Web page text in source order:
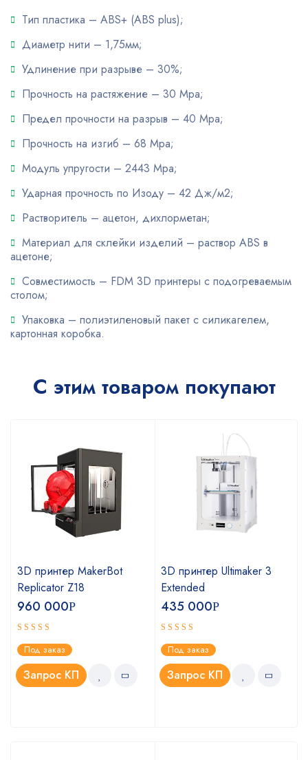
Тип пластика – ABS+ (ABS plus);
Диаметр нити – 1,75мм;
Удлинение при разрыве – 30%;
Прочность на растяжение – 30 Mpa;
Предел прочности на разрыв – 40 Mpa;
Прочность на изгиб – 68 Мра;
Модуль упругости – 2443 Мра;
Ударная прочность по Изоду – 42 Дж/м2;
Растворитель – ацетон, дихлорметан;
Материал для склейки изделий – раствор ABS в
ацетоне;
Совместимость – FDM 3D принтеры с подогреваемым
столом;
Упаковка – полиэтиленовый пакет с силикагелем,
картонная коробка.
С этим товаром покупают
3D принтер MakerBot
Replicator Z18
960 000Р
Оценка
4.75из 5
Под заказ
Запрос КП
3D принтер Ultimaker 3
Extended
435 000Р
Оценка
5.00из 5
Под заказ
Запрос КП